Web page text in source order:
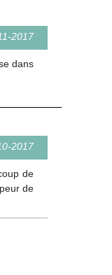
2017
dans
2017
de
de